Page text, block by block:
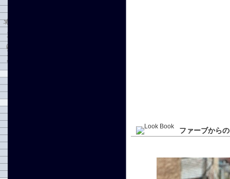
ファーブから